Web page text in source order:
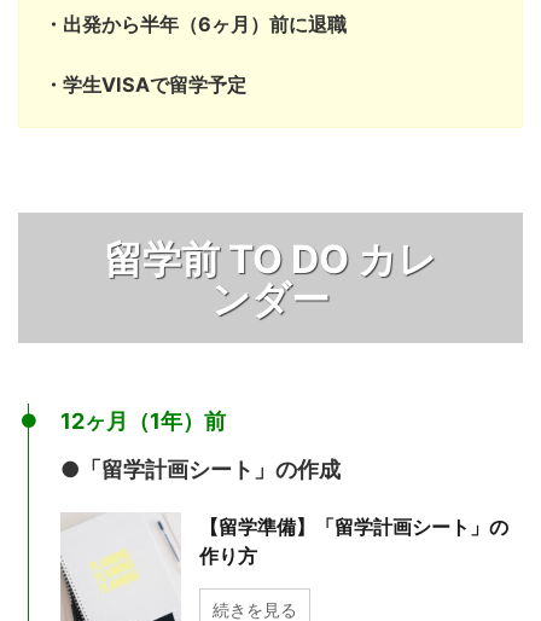
・出発から半年（6ヶ月）前に退職
・学生VISAで留学予定
留学前 TO DO カレ
ンダー
12ヶ月（1年）前
●「留学計画シート」の作成
【留学準備】「留学計画シート」の
作り方
続きを見る